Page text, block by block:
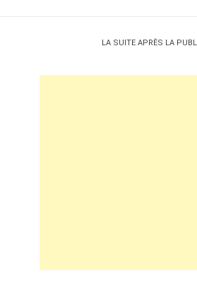
LA SUITE APRÈS LA